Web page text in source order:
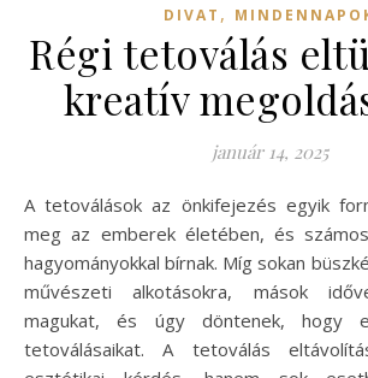
DIVAT ,
Régi tetoválás
kreatív
január 14, 2025
A tetoválások az önkifejezés egyik formájaként jelentek
meg az emberek életében, és
hagyományokkal bírnak. Míg sokan
művészeti alkotásokra, mások
magukat, és úgy döntenek, hogy
tetoválásaikat. A tetoválás